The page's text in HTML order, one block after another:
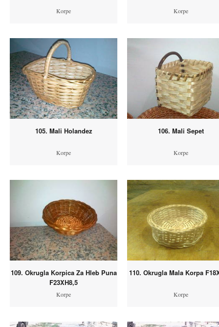
Korpe Korpe
105. Mali Holandez
Korpe
106. Mali Sepet
Korpe
109. Okrugla Korpica Za Hleb Puna
F23XH8,5
Korpe
110. Okrugla Mala Korpa
Korpe